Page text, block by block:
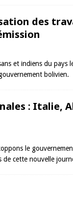
des
et indiens du pays
bolivien.
: Italie,
le
de cette nouvelle